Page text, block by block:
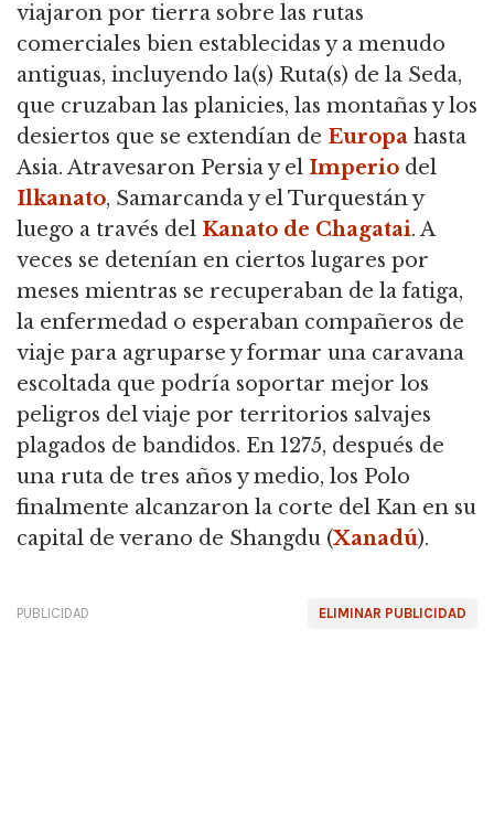
viajaron por tierra sobre las rutas
comerciales bien establecidas y a menudo
antiguas, incluyendo la(s) Ruta(s) de la Seda,
que cruzaban las planicies, las montañas y los
desiertos que se extendían de Europa hasta
Asia. Atravesaron Persia y el Imperio del
Ilkanato, Samarcanda y el Turquestán y
luego a través del Kanato de Chagatai. A
veces se detenían en ciertos lugares por
meses mientras se recuperaban de la fatiga,
la enfermedad o esperaban compañeros de
viaje para agruparse y formar una caravana
escoltada que podría soportar mejor los
peligros del viaje por territorios salvajes
plagados de bandidos. En 1275, después de
una ruta de tres años y medio, los Polo
finalmente alcanzaron la corte del Kan en su
capital de verano de Shangdu (Xanadú).
ELIMINAR PUBLICIDAD
PUBLICIDAD